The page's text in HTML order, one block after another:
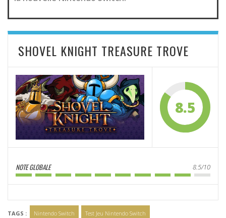
SHOVEL KNIGHT TREASURE TROVE
8.5
NOTE GLOBALE 8.5/10
TAGS : Nintendo Switch Test Jeu Nintendo Switch